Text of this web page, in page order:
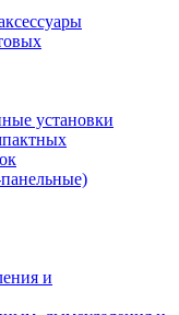
установки
и